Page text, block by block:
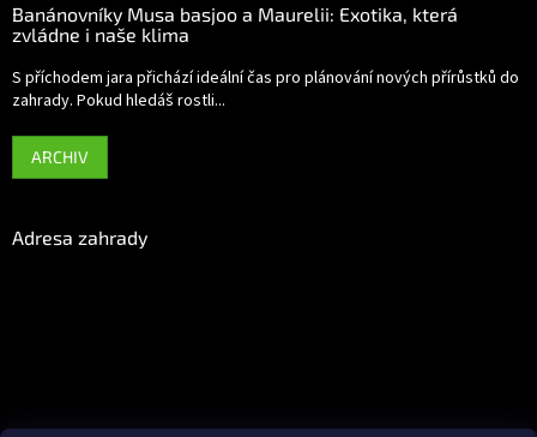
Banánovníky Musa basjoo a Maurelii: Exotika, která
zvládne i naše klima
S příchodem jara přichází ideální čas pro plánování nových přírůstků do
zahrady. Pokud hledáš rostli...
ARCHIV
Adresa zahrady